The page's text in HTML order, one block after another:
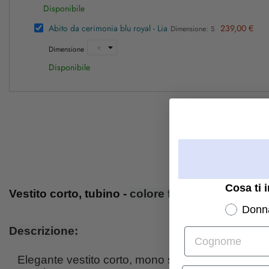
Disponibile
Abito da cerimonia blu royal - Lia Dimensione: S 239,00 €
Dimensione
Disponibile
Vestito corto, tubino - colore fucsia - Mono
Descrizione:
Elegante vestito corto, mono spalla.
Cosa ti
Cognome